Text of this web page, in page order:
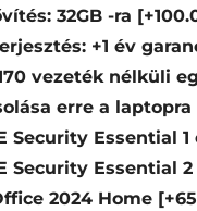
32GB -ra
+1 év
vezeték nélküli
erre a
Security Essential
Security Essential
2024 Home